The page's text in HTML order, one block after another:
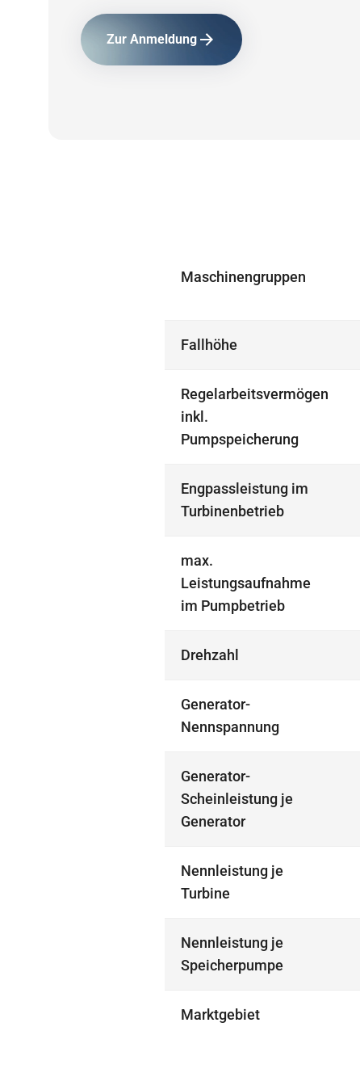
Zur Anmeldung
Maschinengruppen
Fallhöhe
Regelarbeitsvermögen
inkl.
Pumpspeicherung
Engpassleistung im
Turbinenbetrieb
max.
Leistungsaufnahme
im Pumpbetrieb
Drehzahl
Generator-
Nennspannung
Generator-
Scheinleistung je
Generator
Nennleistung je
Turbine
Nennleistung je
Speicherpumpe
Marktgebiet